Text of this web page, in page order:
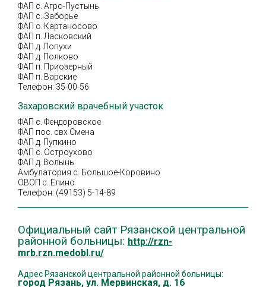
ФАП с. Агро-Пустынь
ФАП с. Заборье
ФАП с. Картаносово
ФАП п. Ласковский
ФАП д. Лопухи
ФАП д. Полково
ФАП п. Приозерный
ФАП п. Варские
Телефон: 35-00-56
Захаровский врачебный участок
ФАП с. Фендоровское
ФАП пос. свх Смена
ФАП д. Пупкино
ФАП с. Остроухово
ФАП д. Волынь
Амбулатория с. Большое-Коровино
ОВОП с. Елино
Телефон: (49153) 5-14-89
Официальный сайт Рязанской центральной
районной больницы: http://rzn-
mrb.rzn.medobl.ru/
Адрес Рязанской центральной районной больницы:
город Рязань, ул. Мервинская, д. 16